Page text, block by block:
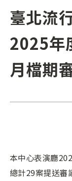
臺北流
2025年
月檔期
本中心表演廳
總計29案提送審